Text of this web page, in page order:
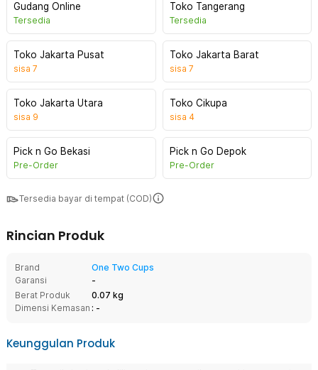
Gudang Online
Tersedia
Toko Tangerang
Tersedia
Toko Jakarta Pusat
sisa 7
Toko Jakarta Barat
sisa 7
Toko Jakarta Utara
sisa 9
Toko Cikupa
sisa 4
Pick n Go Bekasi
Pre-Order
Pick n Go Depok
Pre-Order
Tersedia bayar di tempat (COD)
Rincian Produk
Brand
One Two Cups
Garansi
-
Berat Produk
0.07 kg
Dimensi Kemasan : -
Keunggulan Produk